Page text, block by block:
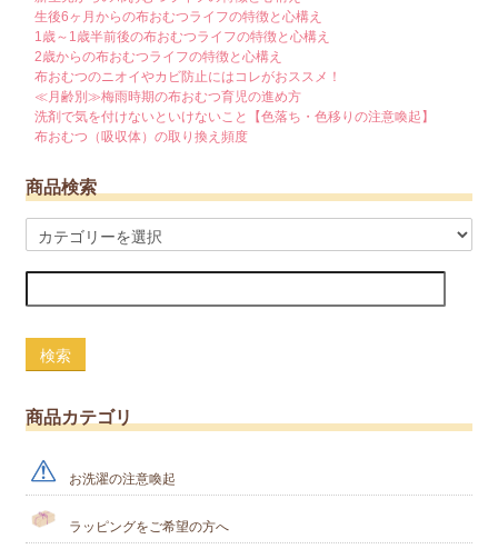
生後6ヶ月からの布おむつライフの特徴と心構え
1歳～1歳半前後の布おむつライフの特徴と心構え
2歳からの布おむつライフの特徴と心構え
布おむつのニオイやカビ防止にはコレがおススメ！
≪月齢別≫梅雨時期の布おむつ育児の進め方
洗剤で気を付けないといけないこと【色落ち・色移りの注意喚起】
布おむつ（吸収体）の取り換え頻度
商品検索
検索
商品カテゴリ
お洗濯の注意喚起
ラッピングをご希望の方へ